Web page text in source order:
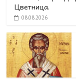
Цветница.
08.08.2026